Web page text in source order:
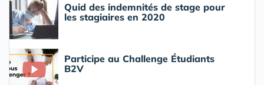
Quid des indemnités de stage pour
les stagiaires en 2020
Participe au Challenge Étudiants
B2V